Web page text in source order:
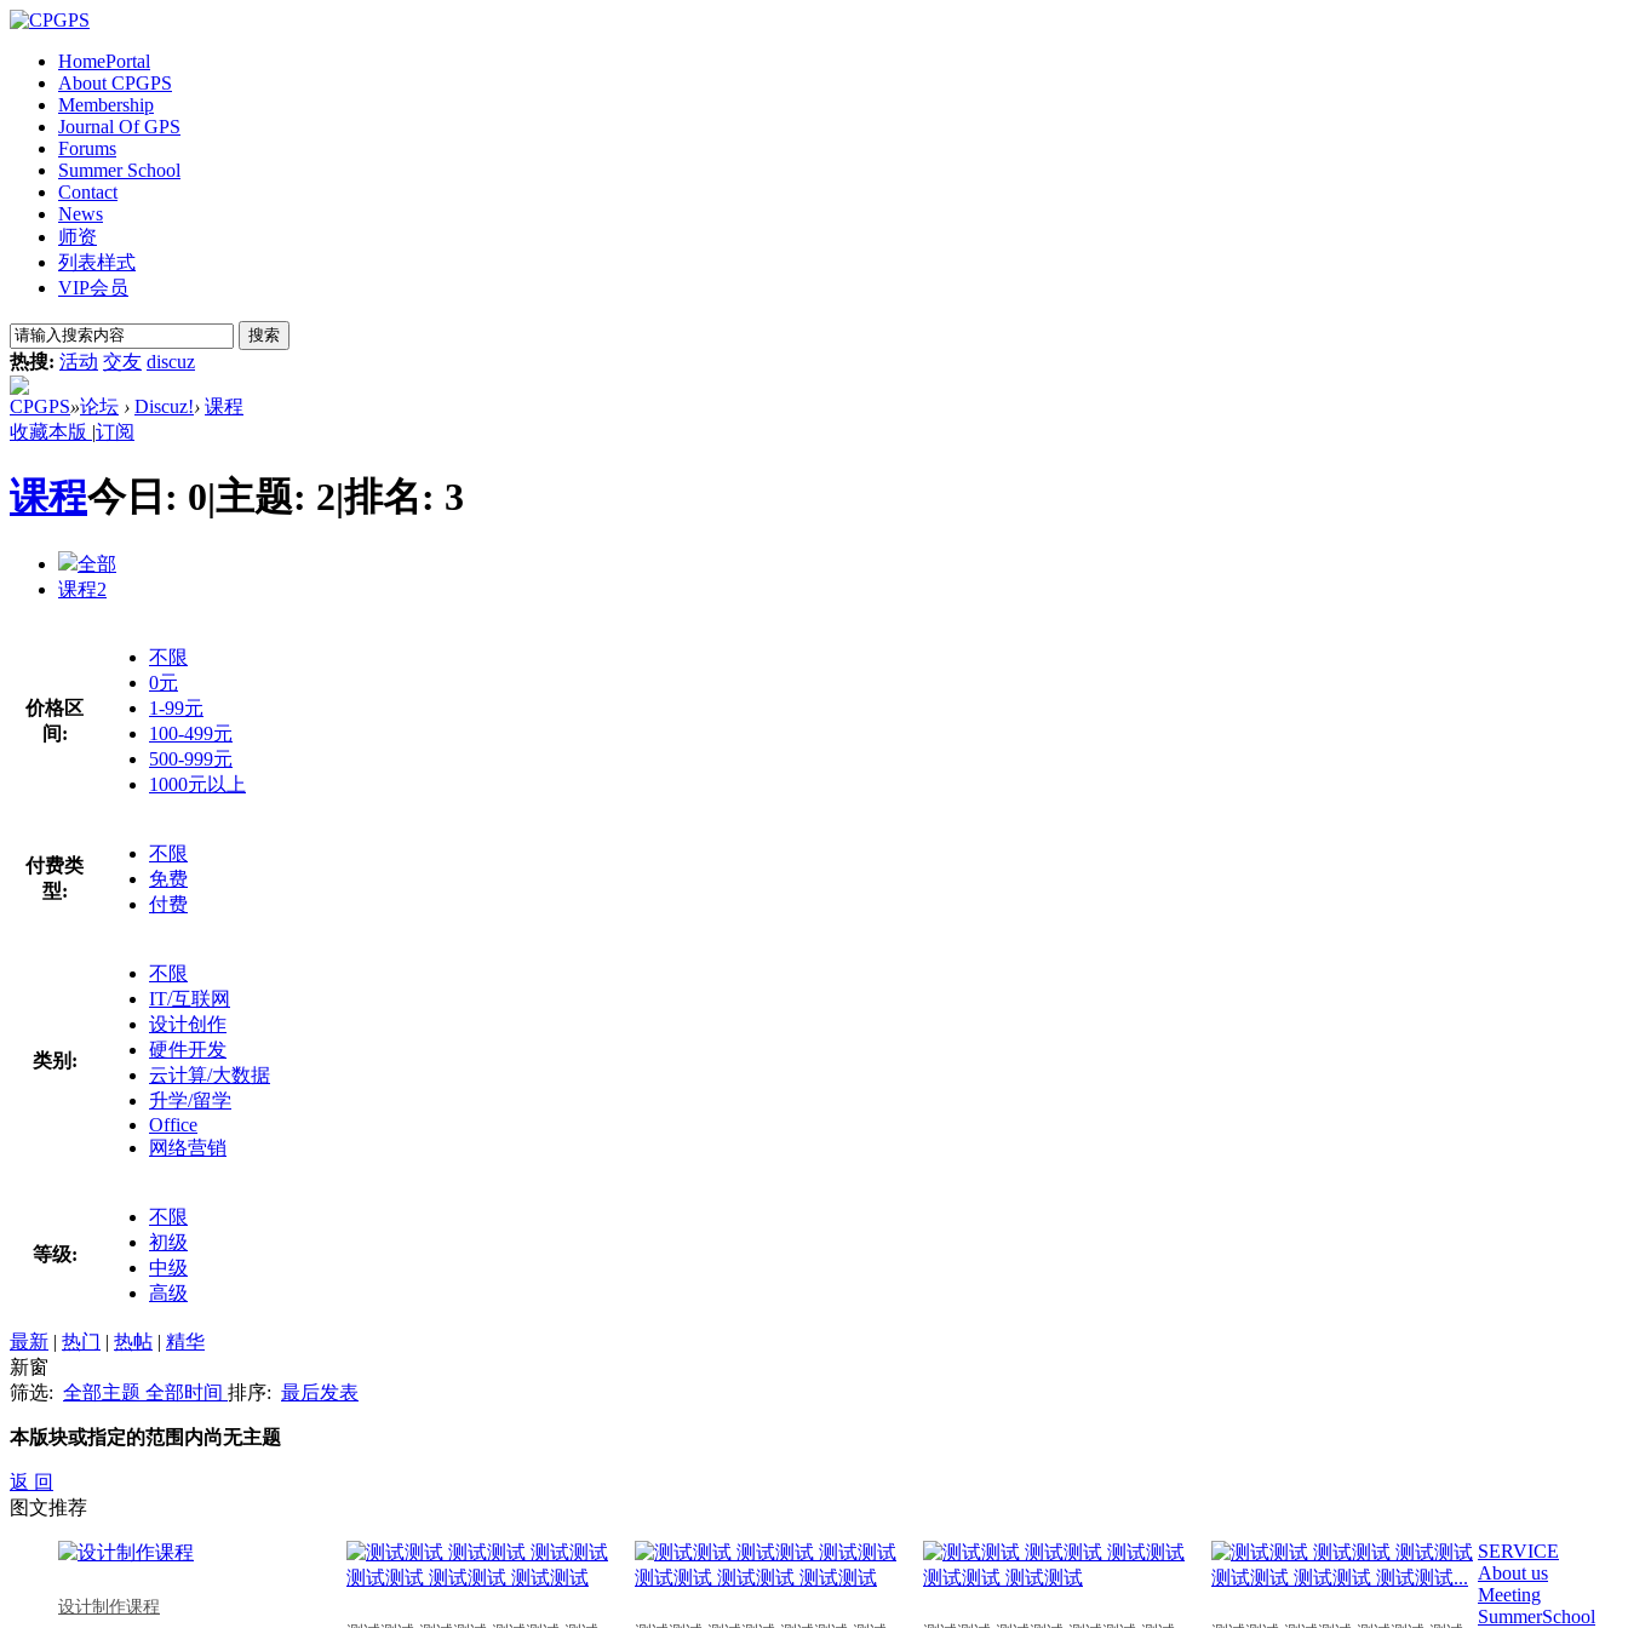
HomePortal
About CPGPS
Membership
Journal Of GPS
Forums
Summer School
Contact
News
师资
列表样式
VIP会员
搜索
热搜: 活动 交友 discuz
CPGPS»论坛 › Discuz!› 课程
收藏本版 |订阅
课程今日: 0|主题: 2|排名: 3
全部
课程2
价格区
间:
不限
0元
1-99元
100-499元
500-999元
1000元以上
付费类
型:
不限
免费
付费
类别:
不限
IT/互联网
设计创作
硬件开发
云计算/大数据
升学/留学
Office
网络营销
等级:
不限
初级
中级
高级
最新 | 热门 | 热帖 | 精华
新窗
筛选: 全部主题 全部时间 排序: 最后发表
本版块或指定的范围内尚无主题
返 回
图文推荐
设计制作课程
SERVICE
About us
Meeting
SummerSchool